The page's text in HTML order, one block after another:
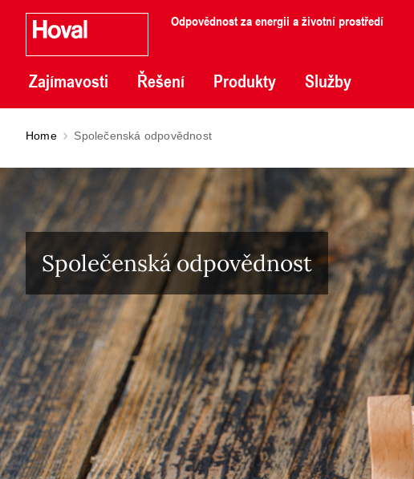
Odpovědnost za energii a životní prostředí
Zajímavosti Řešení Produkty Služby
Home Společenská odpovědnost
Společenská odpovědnost